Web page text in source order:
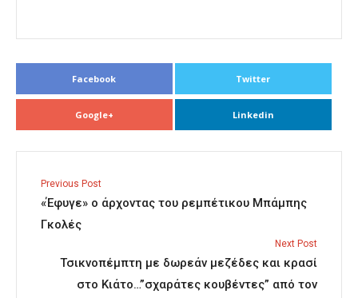
Facebook Twitter
Google+ Linkedin
Previous Post
«Έφυγε» ο άρχοντας του ρεμπέτικου Μπάμπης
Γκολές
Next Post
Τσικνοπέμπτη με δωρεάν μεζέδες και κρασί
στο Κιάτο…”σχαράτες κουβέντες” από τον